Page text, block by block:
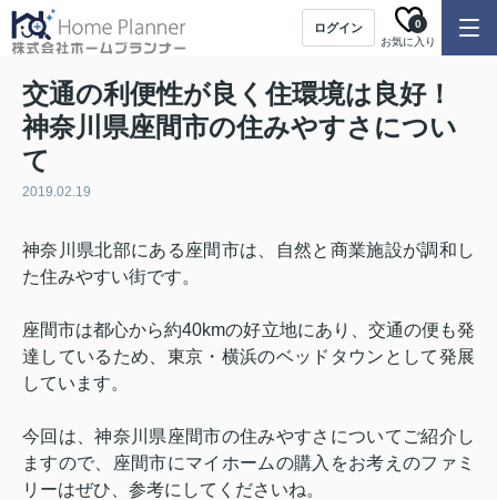
ログイン
お気に入り
0
交通の利便性が良く住環境は良好！
神奈川県座間市の住みやすさについ
て
2019.02.19
神奈川県北部にある座間市は、自然と商業施設が調和し
た住みやすい街です。
座間市は都心から約40kmの好立地にあり、交通の便も発
達しているため、東京・横浜のベッドタウンとして発展
しています。
今回は、神奈川県座間市の住みやすさについてご紹介し
ますので、座間市にマイホームの購入をお考えのファミ
リーはぜひ、参考にしてくださいね。